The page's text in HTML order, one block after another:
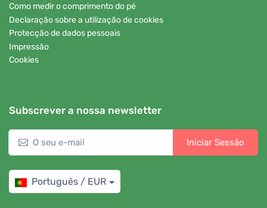
Como medir o comprimento do pé
Declaração sobre a utilização de cookies
Protecção de dados pessoais
Impressão
Cookies
Subscrever a nossa newsletter
Iniciar Sessão
Português / EUR